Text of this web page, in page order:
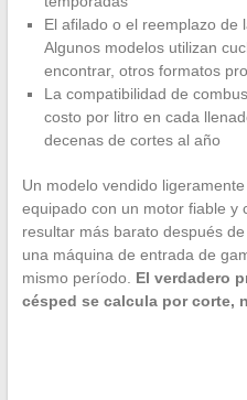
El afilado o el reemplazo de
Algunos modelos utilizan
encontrar, otros formatos
La compatibilidad de
costo por litro en cada
decenas de cortes al año
Un modelo vendido
equipado con un motor fiable y
resultar más barato después
una máquina de entrada de
mismo período. El verdadero
césped se calcula por corte,